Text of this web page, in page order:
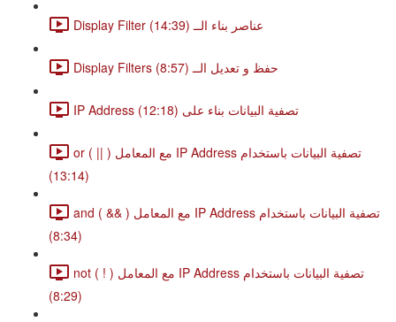
Display Filter عناصر بناء الــ (14:39)
Display Filters حفظ و تعديل الــ (8:57)
IP Address تصفية البيانات بناء على (12:18)
or ( || ) مع المعامل IP Address تصفية البيانات باستخدام
(13:14)
and ( && ) مع المعامل IP Address تصفية البيانات باستخدام
(8:34)
not ( ! ) مع المعامل IP Address تصفية البيانات باستخدام
(8:29)